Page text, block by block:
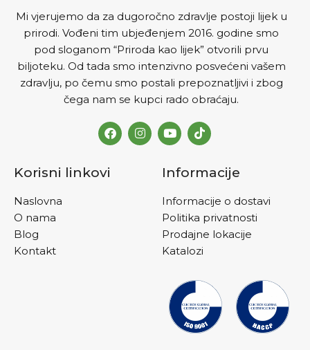
Mi vjerujemo da za dugoročno zdravlje postoji lijek u
prirodi. Vođeni tim ubjeđenjem 2016. godine smo
pod sloganom “Priroda kao lijek” otvorili prvu
biljoteku. Od tada smo intenzivno posvećeni vašem
zdravlju, po čemu smo postali prepoznatljivi i zbog
čega nam se kupci rado obraćaju.
Korisni linkovi
Naslovna
O nama
Blog
Kontakt
Informacije
Informacije o dostavi
Politika privatnosti
Prodajne lokacije
Katalozi